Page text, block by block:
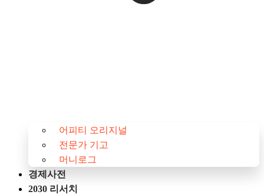
어피티 오리지널
전문가 기고
머니로그
경제사전
2030 리서치